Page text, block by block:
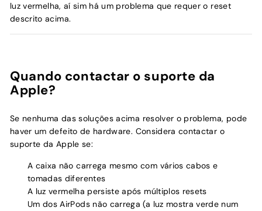
luz vermelha, aí sim há um problema que requer o reset
descrito acima.
Quando contactar o suporte da
Apple?
Se nenhuma das soluções acima resolver o problema, pode
haver um defeito de hardware. Considera contactar o
suporte da Apple se:
A caixa não carrega mesmo com vários cabos e
tomadas diferentes
A luz vermelha persiste após múltiplos resets
Um dos AirPods não carrega (a luz mostra verde num